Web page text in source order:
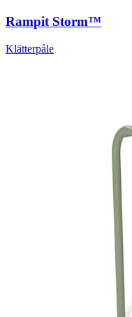
Rampit Storm™
Klätterpåle